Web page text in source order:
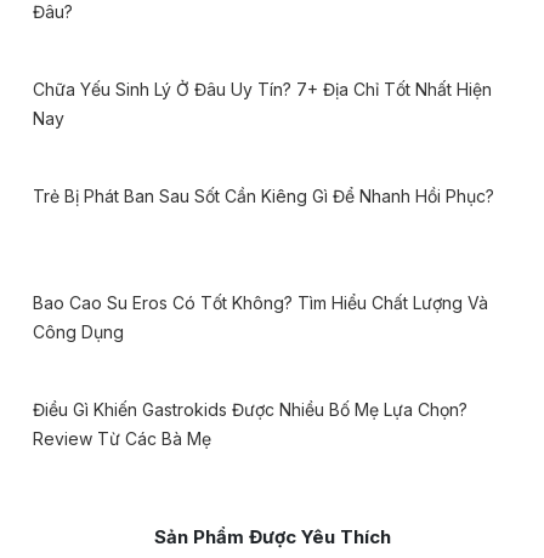
Đâu?
Chữa Yếu Sinh Lý Ở Đâu Uy Tín? 7+ Địa Chỉ Tốt Nhất Hiện
Nay
Trẻ Bị Phát Ban Sau Sốt Cần Kiêng Gì Để Nhanh Hồi Phục?
Bao Cao Su Eros Có Tốt Không? Tìm Hiểu Chất Lượng Và
Công Dụng
Điều Gì Khiến Gastrokids Được Nhiều Bố Mẹ Lựa Chọn?
Review Từ Các Bà Mẹ
Sản Phẩm Được Yêu Thích